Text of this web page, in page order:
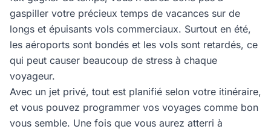
gaspiller votre précieux temps de vacances sur de
longs et épuisants vols commerciaux. Surtout en été,
les aéroports sont bondés et les vols sont retardés, ce
qui peut causer beaucoup de stress à chaque
voyageur.
Avec un jet privé, tout est planifié selon votre itinéraire,
et vous pouvez programmer vos voyages comme bon
vous semble. Une fois que vous aurez atterri à